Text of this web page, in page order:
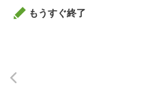
もうすぐ終了